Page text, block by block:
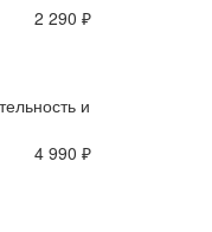
2 290 ₽
и
4 990 ₽